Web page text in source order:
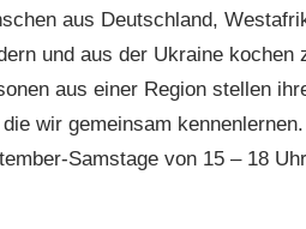
aus Deutschland,
und aus der Ukraine kochen
aus einer Region stellen
wir gemeinsam
Samstage von 15 – 18